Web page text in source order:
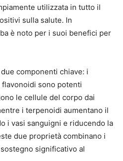
utilizzata in tutto il
sulla salute. In
è noto per i suoi benefici per
componenti chiave: i
sono potenti
le cellule del corpo dai
i terpenoidi aumentano il
i vasi sanguigni e riducendo la
due proprietà combinano i
significativo al